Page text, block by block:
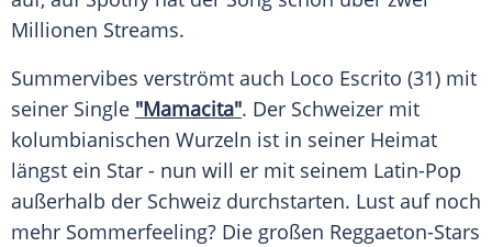
Millionen Streams.
Summervibes verströmt auch Loco Escrito (31) mit
seiner Single "Mamacita". Der Schweizer mit
kolumbianischen Wurzeln ist in seiner Heimat
längst ein Star - nun will er mit seinem Latin-Pop
außerhalb der Schweiz durchstarten. Lust auf noch
mehr Sommerfeeling? Die großen Reggaeton-Stars